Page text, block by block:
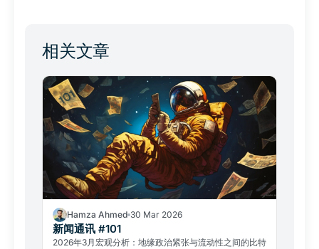
相关文章
Hamza Ahmed 30 Mar 2026
新闻通讯 #101
2026年3月宏观分析：地缘政治紧张与流动性之间的比特